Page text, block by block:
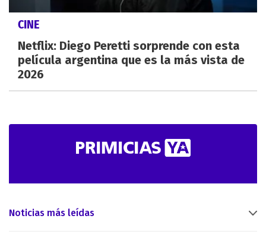
CINE
Netflix: Diego Peretti sorprende con esta
película argentina que es la más vista de
2026
Noticias más leídas